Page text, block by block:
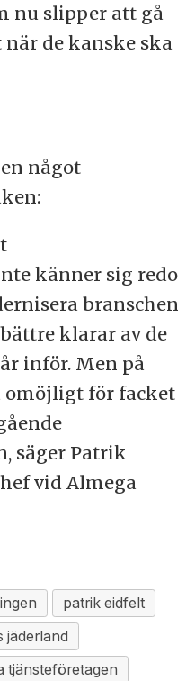
nu slipper att gå
när de kanske ska
något
känner sig redo
branschen
klarar av de
inför. Men på
omöjligt för facket
säger Patrik
vid Almega
patrik eidfelt
jäderland
tjänsteföretagen